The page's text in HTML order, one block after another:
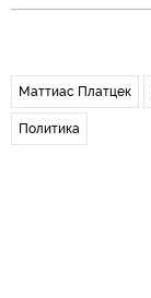
Маттиас Платцек
Политика